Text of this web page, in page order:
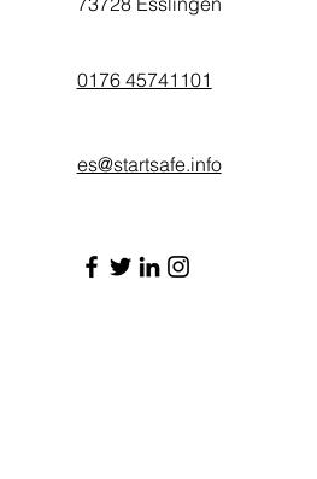
0176 45741101
es@startsafe.info